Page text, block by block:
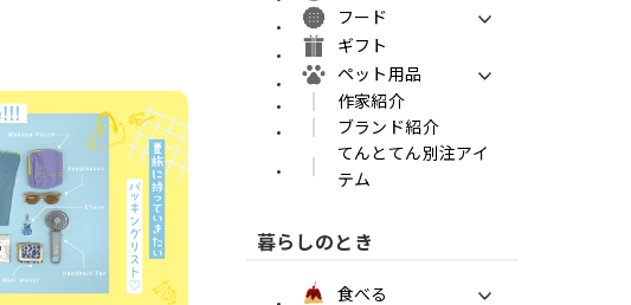
フード
ギフト
ペット用品
作家紹介
ブランド紹介
てんとてん別注アイ
テム
暮らしのとき
食べる